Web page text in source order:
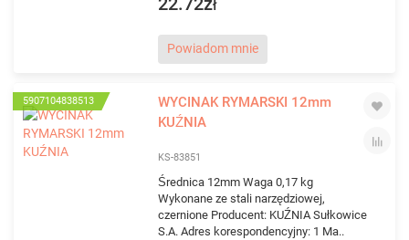
22.72zł
Powiadom mnie
5907104838513
WYCINAK RYMARSKI 12mm
KUŹNIA
KS-83851
Średnica 12mm Waga 0,17 kg
Wykonane ze stali narzędziowej,
czernione Producent: KUŹNIA Sułkowice
S.A. Adres korespondencyjny: 1 Ma..